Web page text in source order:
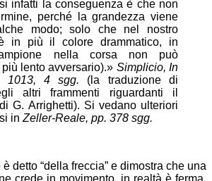
infatti la conseguenza è che non
perché la grandezza viene
modo; solo che nel nostro
in più il colore drammatico, in
nella corsa non può
lento avversario).» Simplicio,In
1013, 4 sgg. (la traduzione di
altri frammenti riguardanti il
G. Arrighetti). Si vedano ulteriori
in Zeller-Reale, pp. 378 sgg.
detto “della freccia” e dimostra che una
crede in movimento, in realtà è ferma.